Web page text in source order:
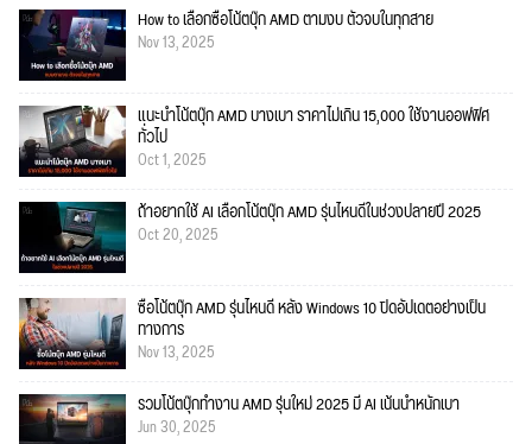
How to เลือกซื้อโน้ตบุ๊ก AMD ตามงบ ตัวจบในทุกสาย
Nov 13, 2025
แนะนำโน้ตบุ๊ก AMD บางเบา ราคาไม่เกิน 15,000 ใช้งานออฟฟิศ
ทั่วไป
Oct 1, 2025
ถ้าอยากใช้ AI เลือกโน้ตบุ๊ก AMD รุ่นไหนดีในช่วงปลายปี 2025
Oct 20, 2025
ซื้อโน้ตบุ๊ก AMD รุ่นไหนดี หลัง Windows 10 ปิดอัปเดตอย่างเป็น
ทางการ
Nov 13, 2025
รวมโน้ตบุ๊กทำงาน AMD รุ่นใหม่ 2025 มี AI เน้นน้ำหนักเบา
Jun 30, 2025